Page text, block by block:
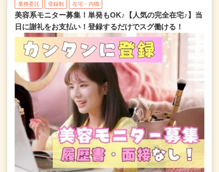
業務委託 登録制 在宅・内職
美容系モニター募集！単発もOK♪【人気の完全在宅♪】当
日に謝礼をお支払い！登録するだけでスグ働ける！